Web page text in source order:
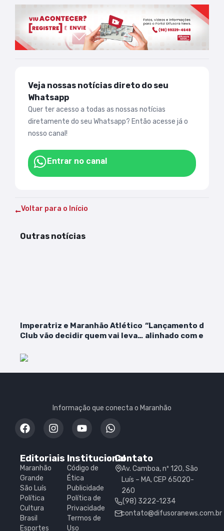
Veja nossas notícias direto do seu
Whatsapp
Quer ter acesso a todas as nossas notícias
diretamente do seu Whatsapp? Então acesse já o
nosso canal!
Entrar no canal
Voltar para o Início
Outras notícias
Imperatriz e Maranhão Atlético
Club vão decidir quem vai levar
“Lançamento do
alinhado com
Informação que conecta o Maranhão
Editoriais
Maranhão
Grande
São Luís
Política
Cultura
Brasil
Esportes
Institucional
Código de
Ética
Publicidade
Política de
Privacidade
Termos de
Uso
Contato
Av. Camboa, nº 120, São
Luís – MA, CEP 65020-
260
(98) 3222-1234
contato@difusoranews.com.br